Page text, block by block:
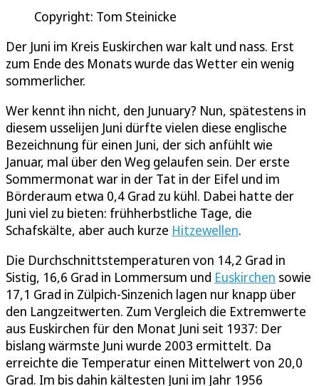
Copyright: Tom Steinicke
Der Juni im Kreis Euskirchen war kalt und nass. Erst
zum Ende des Monats wurde das Wetter ein wenig
sommerlicher.
Wer kennt ihn nicht, den Junuary? Nun, spätestens in
diesem usselijen Juni dürfte vielen diese englische
Bezeichnung für einen Juni, der sich anfühlt wie
Januar, mal über den Weg gelaufen sein. Der erste
Sommermonat war in der Tat in der Eifel und im
Börderaum etwa 0,4 Grad zu kühl. Dabei hatte der
Juni viel zu bieten: frühherbstliche Tage, die
Schafskälte, aber auch kurze Hitzewellen.
Die Durchschnittstemperaturen von 14,2 Grad in
Sistig, 16,6 Grad in Lommersum und Euskirchen sowie
17,1 Grad in Zülpich-Sinzenich lagen nur knapp über
den Langzeitwerten. Zum Vergleich die Extremwerte
aus Euskirchen für den Monat Juni seit 1937: Der
bislang wärmste Juni wurde 2003 ermittelt. Da
erreichte die Temperatur einen Mittelwert von 20,0
Grad. Im bis dahin kältesten Juni im Jahr 1956